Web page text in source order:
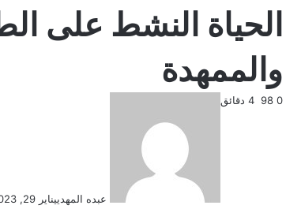
الحياة النشط على
والممهدة
عبده المهدييناير 29, 2023
0